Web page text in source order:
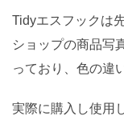
Tidyエスフックは
ショップの商品写
っており、色の違
実際に購入し使用